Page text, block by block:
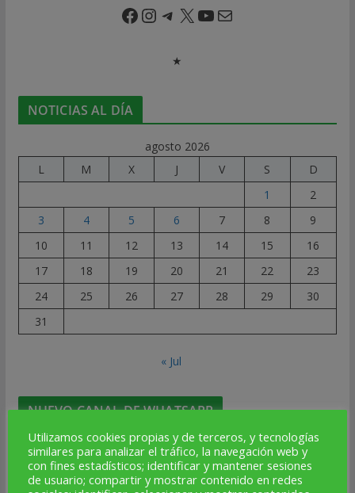
Facebook Instagram Telegram X YouTube Correo electrónico
★
NOTICIAS AL DÍA
agosto 2026
L
M X J V S
D
1
2
3
4 5 6 7 8
9
10
11 12 13 14 15
16
17
18 19 20 21 22
23
24
25 26 27 28 29
30
31
« Jul
NUEVO CANAL DE WHATSAPP
Utilizamos cookies propias y de terceros, y tecnologías
similares para analizar el tráfico, la navegación web y
con fines estadísticos; identificar y mantener sesiones
de usuario; compartir y mostrar contenido en redes